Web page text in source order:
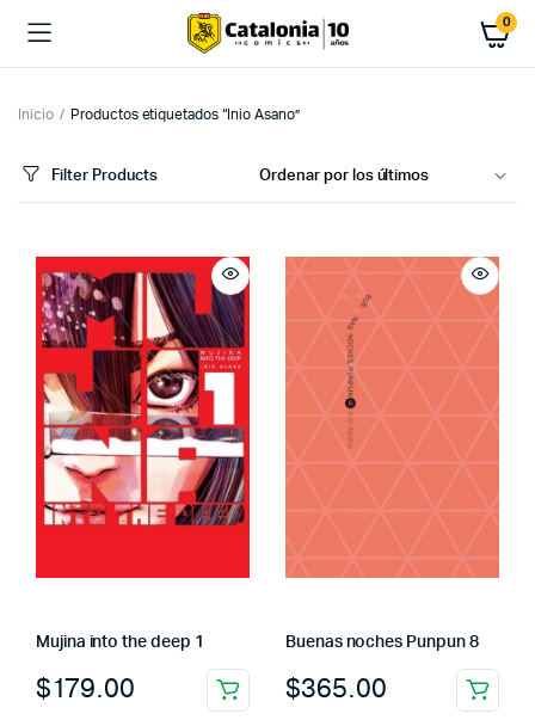
0
Inicio Productos etiquetados “Inio Asano”
Filter Products
Mujina into the deep 1
$179.00
Buenas noches Punpun 8
$365.00